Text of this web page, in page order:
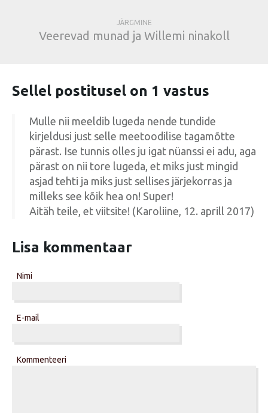
JÄRGMINE
Veerevad munad ja Willemi ninakoll
Sellel postitusel on 1 vastus
Mulle nii meeldib lugeda nende tundide
kirjeldusi just selle meetoodilise tagamõtte
pärast. Ise tunnis olles ju igat nüanssi ei adu, aga
pärast on nii tore lugeda, et miks just mingid
asjad tehti ja miks just sellises järjekorras ja
milleks see kõik hea on! Super!
Aitäh teile, et viitsite! (Karoliine, 12. aprill 2017)
Lisa kommentaar
Nimi
E-mail
Kommenteeri